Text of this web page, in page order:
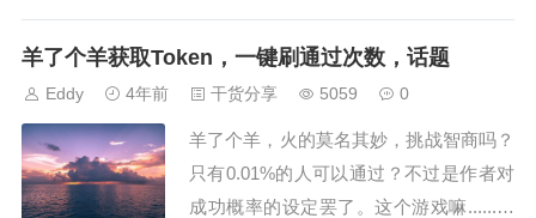
级操作大全：1.问：WORD里边怎样设置
羊了个羊获取Token，一键刷通过次数，话题
Eddy 4年前 干货分享 5059 0
羊了个羊，火的莫名其妙，挑战智商吗？
只有0.01%的人可以通过？不过是作者对
成功概率的设定罢了。这个游戏嘛......懂